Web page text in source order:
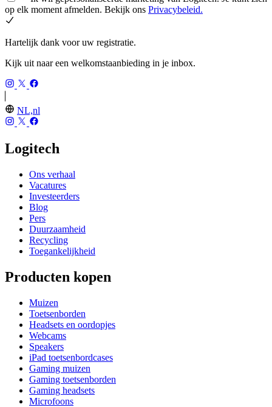
op elk moment afmelden. Bekijk ons Privacybeleid.
Hartelijk dank voor uw registratie.
Kijk uit naar een welkomstaanbieding in je inbox.
NL,nl
Logitech
Ons verhaal
Vacatures
Investeerders
Blog
Pers
Duurzaamheid
Recycling
Toegankelijkheid
Producten kopen
Muizen
Toetsenborden
Headsets en oordopjes
Webcams
Speakers
iPad toetsenbordcases
Gaming muizen
Gaming toetsenborden
Gaming headsets
Microfoons